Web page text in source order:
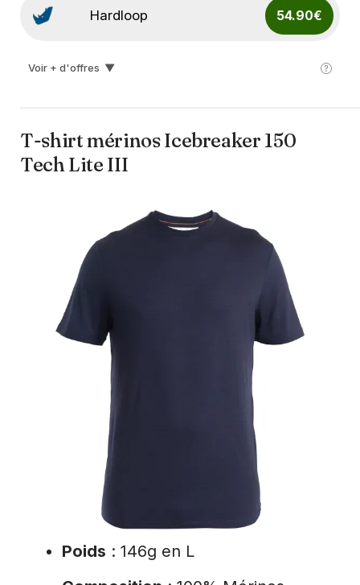
Hardloop 54.90€
Voir + d'offres ▼
T-shirt mérinos Icebreaker 150
Tech Lite III
Poids : 146g en L